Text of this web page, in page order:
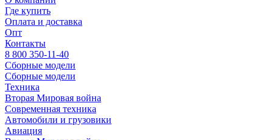
Где купить
Оплата и доставка
Опт
Контакты
8 800 350-11-40
Сборные модели
Сборные модели
Техника
Вторая Мировая война
Современная техника
Автомобили и грузовики
Авиация